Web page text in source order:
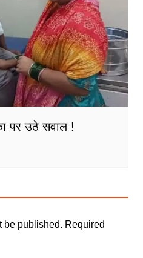
पर उठे सवाल !
be published. Required